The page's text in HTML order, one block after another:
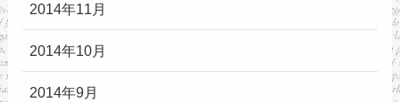
2014年11月
2014年10月
2014年9月